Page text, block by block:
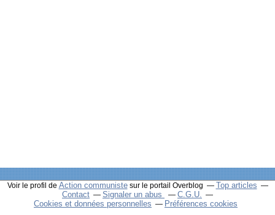
Voir le profil de Action communistesur le portail Overblog
Top articles
Contact
Signaler un abus
C.G.U.
Cookies et données personnelles
Préférences cookies